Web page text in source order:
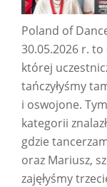
Poland of
30.05.2026 r.
której
tańczyłyśmy
i oswojone.
kategorii
gdzie
oraz Mariusz,
zajęłyśmy